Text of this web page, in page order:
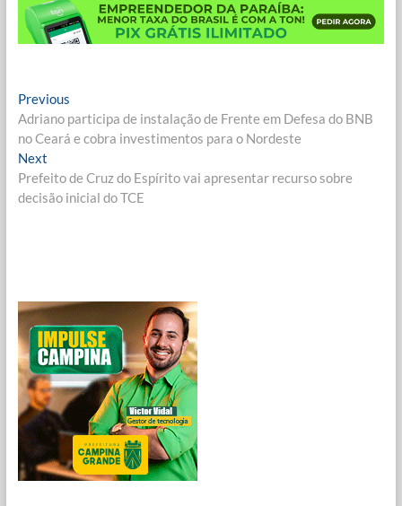
Navegação
de
Post
PreviousPrevious
post:
Adriano participa de instalação de Frente em Defesa do BNB
no Ceará e cobra investimentos para o Nordeste
NextNext
post:
Prefeito de Cruz do Espírito vai apresentar recurso sobre
decisão inicial do TCE